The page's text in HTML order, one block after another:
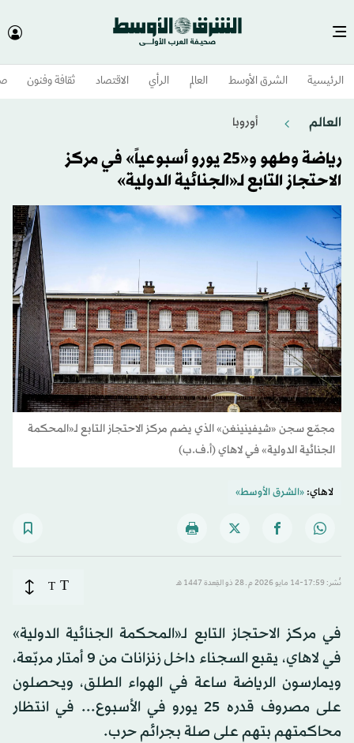
الرئيسية الشرق الأوسط​ العالم الرأي الاقتصاد ثقافة وفنون
العالم أوروبا
رياضة وطهو و«25 يورو أسبوعياً» في مركز
الاحتجاز التابع لـ«الجنائية الدولية»
مجمّع سجن «شيفينينغن» الذي يضم مركز الاحتجاز التابع لـ«المحكمة
الجنائية الدولية» في لاهاي (أ.ف.ب)
لاهاي:«الشرق الأوسط»
نُشر: 17:59-14 مايو 2026 م ـ 28 ذو القِعدة 1447 هـ T
T
في مركز الاحتجاز التابع لـ«المحكمة الجنائية الدولية»
في لاهاي، يقبع السجناء داخل زنزانات من 9 أمتار مربّعة،
ويمارسون الرياضة ساعة في الهواء الطلق، ويحصلون
على مصروف قدره 25 يورو في الأسبوع... في انتظار
محاكمتهم بتهم على صلة بجرائم حرب.